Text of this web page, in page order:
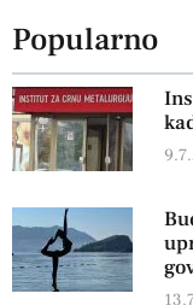
Popularno